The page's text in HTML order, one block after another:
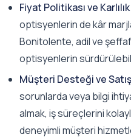
Fiyat Politikası ve
optisyenlerin de kâr
Bonitolente, adil ve
optisyenlerin
Müşteri Desteği ve
sorunlarda veya bilgi
almak, iş süreçlerini
deneyimli müşteri